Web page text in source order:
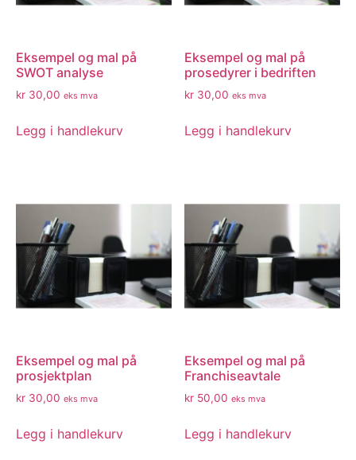
Eksempel og mal på
SWOT analyse
kr 30,00 eks mva
Legg i handlekurv
Eksempel og mal på
prosedyrer i bedriften
kr 30,00 eks mva
Legg i handlekurv
Eksempel og mal på
prosjektplan
kr 30,00 eks mva
Legg i handlekurv
Eksempel og mal på
Franchiseavtale
kr 50,00 eks mva
Legg i handlekurv